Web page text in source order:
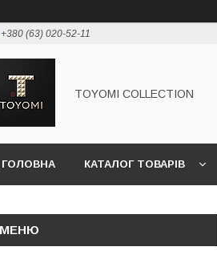
+380 (63) 020-52-11
TOYOMI COLLECTION
ГОЛОВНА КАТАЛОГ ТОВАРІВ